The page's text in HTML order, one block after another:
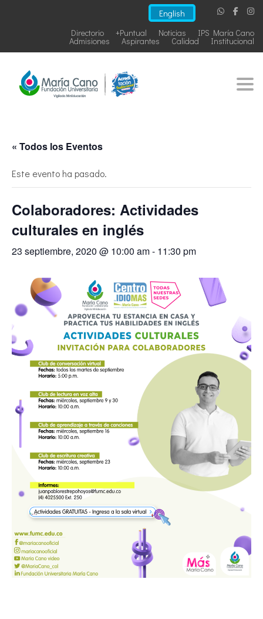
English
IPS María Cano
Noticias
+Puntual
Directorio
Institucional
Calidad
Aspirantes
Admisiones
« Todos los Eventos
Este evento ha pasado.
Colaboradores: Actividades
culturales en inglés
23 septiembre, 2020 @ 10:00 am- 11:30 pm